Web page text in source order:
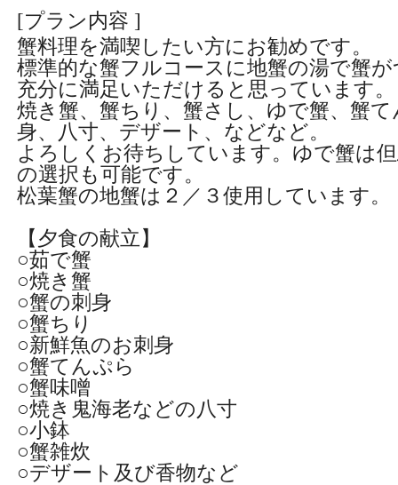
[プラン内容 ]
蟹料理を満喫したい方にお勧めです。
標準的な蟹フルコースに地蟹の湯で蟹
充分に満足いただけると思っています。
焼き蟹、蟹ちり、蟹さし、ゆで蟹、蟹
身、八寸、デザート、などなど。
よろしくお待ちしています。ゆで蟹は
の選択も可能です。
松葉蟹の地蟹は２／３使用しています。
【夕食の献立】
○茹で蟹
○焼き蟹
○蟹の刺身
○蟹ちり
○新鮮魚のお刺身
○蟹てんぷら
○蟹味噌
○焼き鬼海老などの八寸
○小鉢
○蟹雑炊
○デザート及び香物など